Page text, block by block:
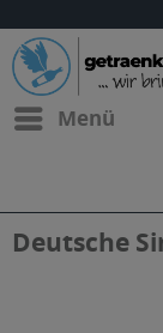
Menü
Deutsche